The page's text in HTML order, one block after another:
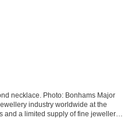
necklace. Photo: Bonhams Major
industry worldwide at the
and a limited supply of fine jewellery